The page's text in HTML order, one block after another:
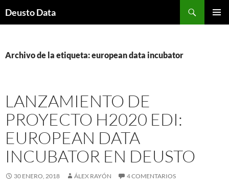
Deusto Data
Archivo de la etiqueta: european data incubator
LANZAMIENTO DE
PROYECTO H2020 EDI:
EUROPEAN DATA
INCUBATOR EN DEUSTO
30 ENERO, 2018 ÁLEX RAYÓN 4 COMENTARIOS